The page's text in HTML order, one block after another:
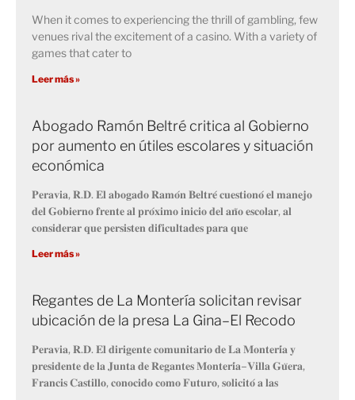
When it comes to experiencing the thrill of gambling, few
venues rival the excitement of a casino. With a variety of
games that cater to
Leer más »
Abogado Ramón Beltré critica al Gobierno
por aumento en útiles escolares y situación
económica
𝐏𝐞𝐫𝐚𝐯𝐢𝐚, 𝐑.𝐃. 𝐄𝐥 𝐚𝐛𝐨𝐠𝐚𝐝𝐨 𝐑𝐚𝐦𝐨́𝐧 𝐁𝐞𝐥𝐭𝐫𝐞́ 𝐜𝐮𝐞𝐬𝐭𝐢𝐨𝐧𝐨́ 𝐞𝐥 𝐦𝐚𝐧𝐞𝐣𝐨
𝐝𝐞𝐥 𝐆𝐨𝐛𝐢𝐞𝐫𝐧𝐨 𝐟𝐫𝐞𝐧𝐭𝐞 𝐚𝐥 𝐩𝐫𝐨́𝐱𝐢𝐦𝐨 𝐢𝐧𝐢𝐜𝐢𝐨 𝐝𝐞𝐥 𝐚𝐧̃𝐨 𝐞𝐬𝐜𝐨𝐥𝐚𝐫, 𝐚𝐥
𝐜𝐨𝐧𝐬𝐢𝐝𝐞𝐫𝐚𝐫 𝐪𝐮𝐞 𝐩𝐞𝐫𝐬𝐢𝐬𝐭𝐞𝐧 𝐝𝐢𝐟𝐢𝐜𝐮𝐥𝐭𝐚𝐝𝐞𝐬 𝐩𝐚𝐫𝐚 𝐪𝐮𝐞
Leer más »
Regantes de La Montería solicitan revisar
ubicación de la presa La Gina–El Recodo
𝐏𝐞𝐫𝐚𝐯𝐢𝐚, 𝐑.𝐃. 𝐄𝐥 𝐝𝐢𝐫𝐢𝐠𝐞𝐧𝐭𝐞 𝐜𝐨𝐦𝐮𝐧𝐢𝐭𝐚𝐫𝐢𝐨 𝐝𝐞 𝐋𝐚 𝐌𝐨𝐧𝐭𝐞𝐫𝐢́𝐚 𝐲
𝐩𝐫𝐞𝐬𝐢𝐝𝐞𝐧𝐭𝐞 𝐝𝐞 𝐥𝐚 𝐉𝐮𝐧𝐭𝐚 𝐝𝐞 𝐑𝐞𝐠𝐚𝐧𝐭𝐞𝐬 𝐌𝐨𝐧𝐭𝐞𝐫𝐢́𝐚–𝐕𝐢𝐥𝐥𝐚 𝐆𝐮̈𝐞𝐫𝐚,
𝐅𝐫𝐚𝐧𝐜𝐢𝐬 𝐂𝐚𝐬𝐭𝐢𝐥𝐥𝐨, 𝐜𝐨𝐧𝐨𝐜𝐢𝐝𝐨 𝐜𝐨𝐦𝐨 𝐅𝐮𝐭𝐮𝐫𝐨, 𝐬𝐨𝐥𝐢𝐜𝐢𝐭𝐨́ 𝐚 𝐥𝐚𝐬